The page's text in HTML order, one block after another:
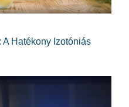
Hatékony Izotóniás